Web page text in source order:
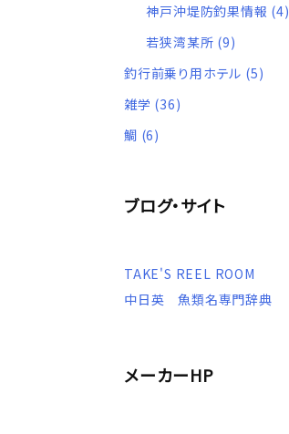
神戸沖堤防釣果情報 (4)
若狭湾某所 (9)
釣行前乗り用ホテル (5)
雑学 (36)
鯛 (6)
ブログ・サイト
TAKE'S REEL ROOM
中日英 魚類名専門辞典
メーカーHP